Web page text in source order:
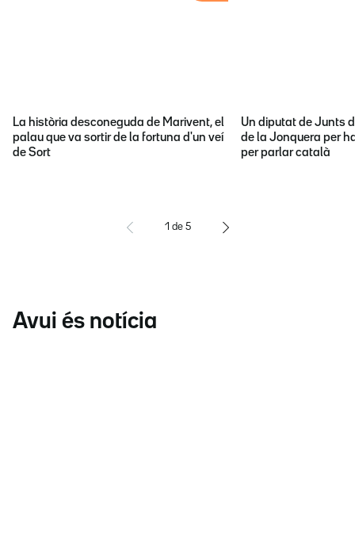
La història desconeguda de Marivent, el
palau que va sortir de la fortuna d'un veí
de Sort
Un diputat de Junts
de la Jonquera per
per parlar català
1 de 5
Avui és notícia